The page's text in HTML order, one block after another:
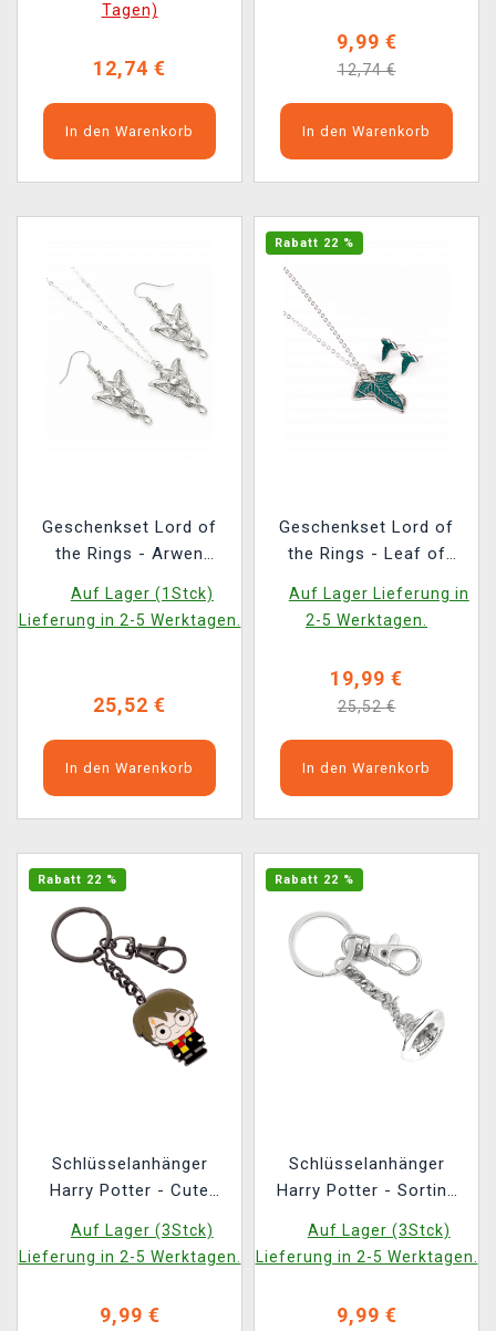
Tagen)
12,74 €
In den Warenkorb
9,99 €
12,74 €
In den Warenkorb
Geschenkset Lord of
the Rings - Arwen
Ohrringe)
Auf Lager (1Stck)
Lieferung in 2-5 Werktagen.
25,52 €
In den Warenkorb
Rabatt 22 %
Geschenkset Lord of
the Rings - Leaf of
Ohrringe)
Auf Lager Lieferung in
2-5 Werktagen.
19,99 €
25,52 €
In den Warenkorb
Rabatt 22 %
Schlüsselanhänger
Harry Potter - Cute
Auf Lager (3Stck)
Lieferung in 2-5 Werktagen.
9,99 €
Rabatt 22 %
Schlüsselanhänger
Harry Potter - Sorting
Auf Lager (3Stck)
Lieferung in 2-5 Werktagen.
9,99 €